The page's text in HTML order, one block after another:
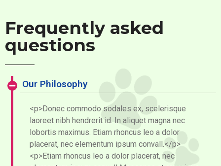
Frequently asked
questions
Our Philosophy
<p>Donec commodo sodales ex, scelerisque
laoreet nibh hendrerit id. In aliquet magna nec
lobortis maximus. Etiam rhoncus leo a dolor
placerat, nec elementum ipsum convall.</p>
<p>Etiam rhoncus leo a dolor placerat, nec